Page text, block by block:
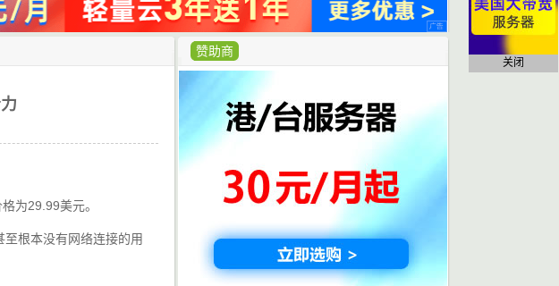
赞助商
为29.99美元。
至根本没有网络连接的用
关闭